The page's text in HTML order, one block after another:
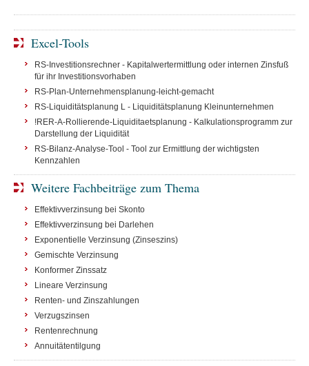
Excel-Tools
RS-Investitionsrechner - Kapitalwertermittlung oder internen Zinsfuß
für ihr Investitionsvorhaben
RS-Plan-Unternehmensplanung-leicht-gemacht
RS-Liquiditätsplanung L - Liquiditätsplanung Kleinunternehmen
!RER-A-Rollierende-Liquiditaetsplanung - Kalkulationsprogramm zur
Darstellung der Liquidität
RS-Bilanz-Analyse-Tool - Tool zur Ermittlung der wichtigsten
Kennzahlen
Weitere Fachbeiträge zum Thema
Effektivverzinsung bei Skonto
Effektivverzinsung bei Darlehen
Exponentielle Verzinsung (Zinseszins)
Gemischte Verzinsung
Konformer Zinssatz
Lineare Verzinsung
Renten- und Zinszahlungen
Verzugszinsen
Rentenrechnung
Annuitätentilgung